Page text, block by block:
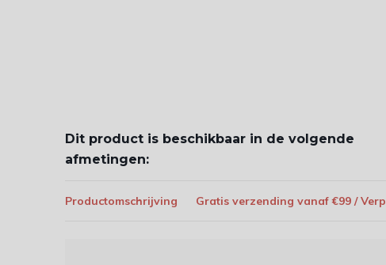
Dit product is beschikbaar in de volgende
afmetingen:
Productomschrijving Gratis verzending vanaf €99 /